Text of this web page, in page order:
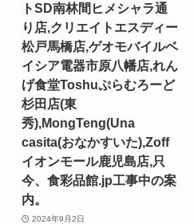
トSD南林間ヒメシャラ通
り店,クリエイトエスディー
松戸馬橋店,ゲオモバイルベ
イシア電器市原八幡店,れん
げ食堂Toshuぷらむろーど
杉田店(東
秀),MongTeng(Una
casita(おなかすいた),Zoff
イオンモール鹿児島店,只
今、食彩品館.jp工事中の案
内。
2024年9月2日